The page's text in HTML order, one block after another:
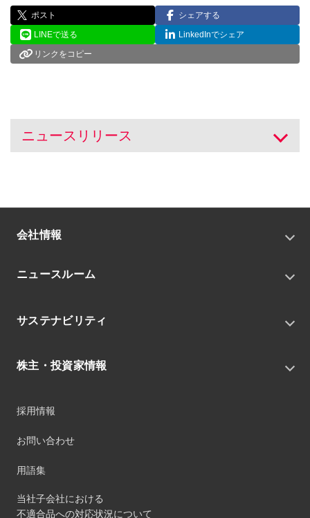
ポスト
シェアする
LINEで送る
LinkedInでシェア
リンクをコピー
ニュースリリース 開く
会社情報
会社概要
中期経営戦略
役員
事業
ニュースルーム
トピックス
IRニュース
サステナビリティ
環境
ガバナンス
マテリアリティ
サステナビリティデータ
株主・投資家情報
財務ハイライト
IRカレンダー
個人投資家のみなさまへ
採用情報
お問い合わせ
用語集
当社子会社における
不適合品への対応状況について